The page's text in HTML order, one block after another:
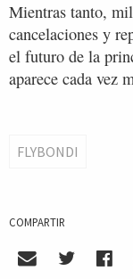
Mientras tanto,
cancelaciones y
el futuro de la
aparece cada vez
FLYBONDI
COMPARTIR